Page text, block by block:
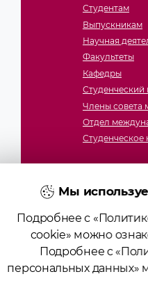
Студентам
Выпускникам
Научная
Факультеты
Кафедры
Студенческий
Члены совета
Отдел
Студенческое
Мы
Подробнее с
cookie» можно
Подробнее с
персональных данных»